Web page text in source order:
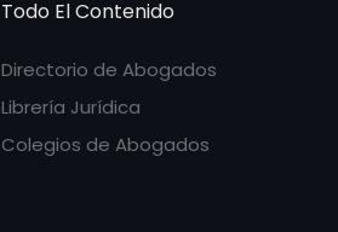
Todo El Contenido
Directorio de Abogados
Librería Jurídica
Colegios de Abogados